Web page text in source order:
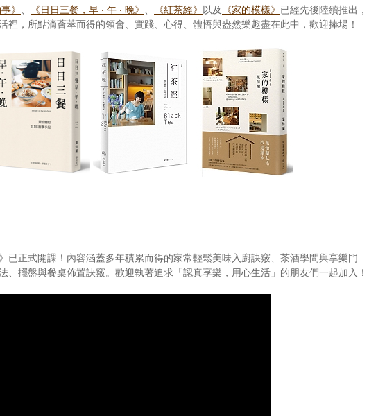
》 、 《日日三餐，早 ‧ 午 ‧ 晚》 、 《紅茶經》 以及 《家的模樣》 已經先後陸續推出，
裡，所點滴薈萃而得的領會、實踐、心得、體悟與盎然樂趣盡在此中，歡迎捧場！
》已正式開課！內容涵蓋多年積累而得的家常輕鬆美味入廚訣竅、茶酒學問與享樂門
、擺盤與餐桌佈置訣竅。歡迎執著追求「認真享樂，用心生活」的朋友們一起加入！